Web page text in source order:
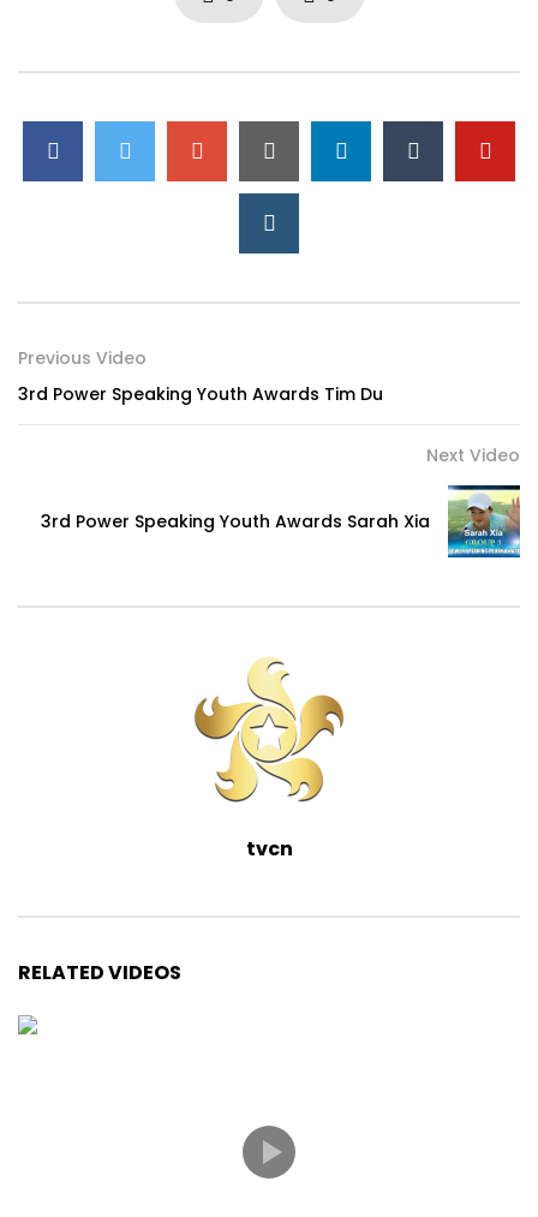
Previous Video
3rd Power Speaking Youth Awards Tim Du
Next Video
3rd Power Speaking Youth Awards Sarah Xia
tvcn
RELATED VIDEOS